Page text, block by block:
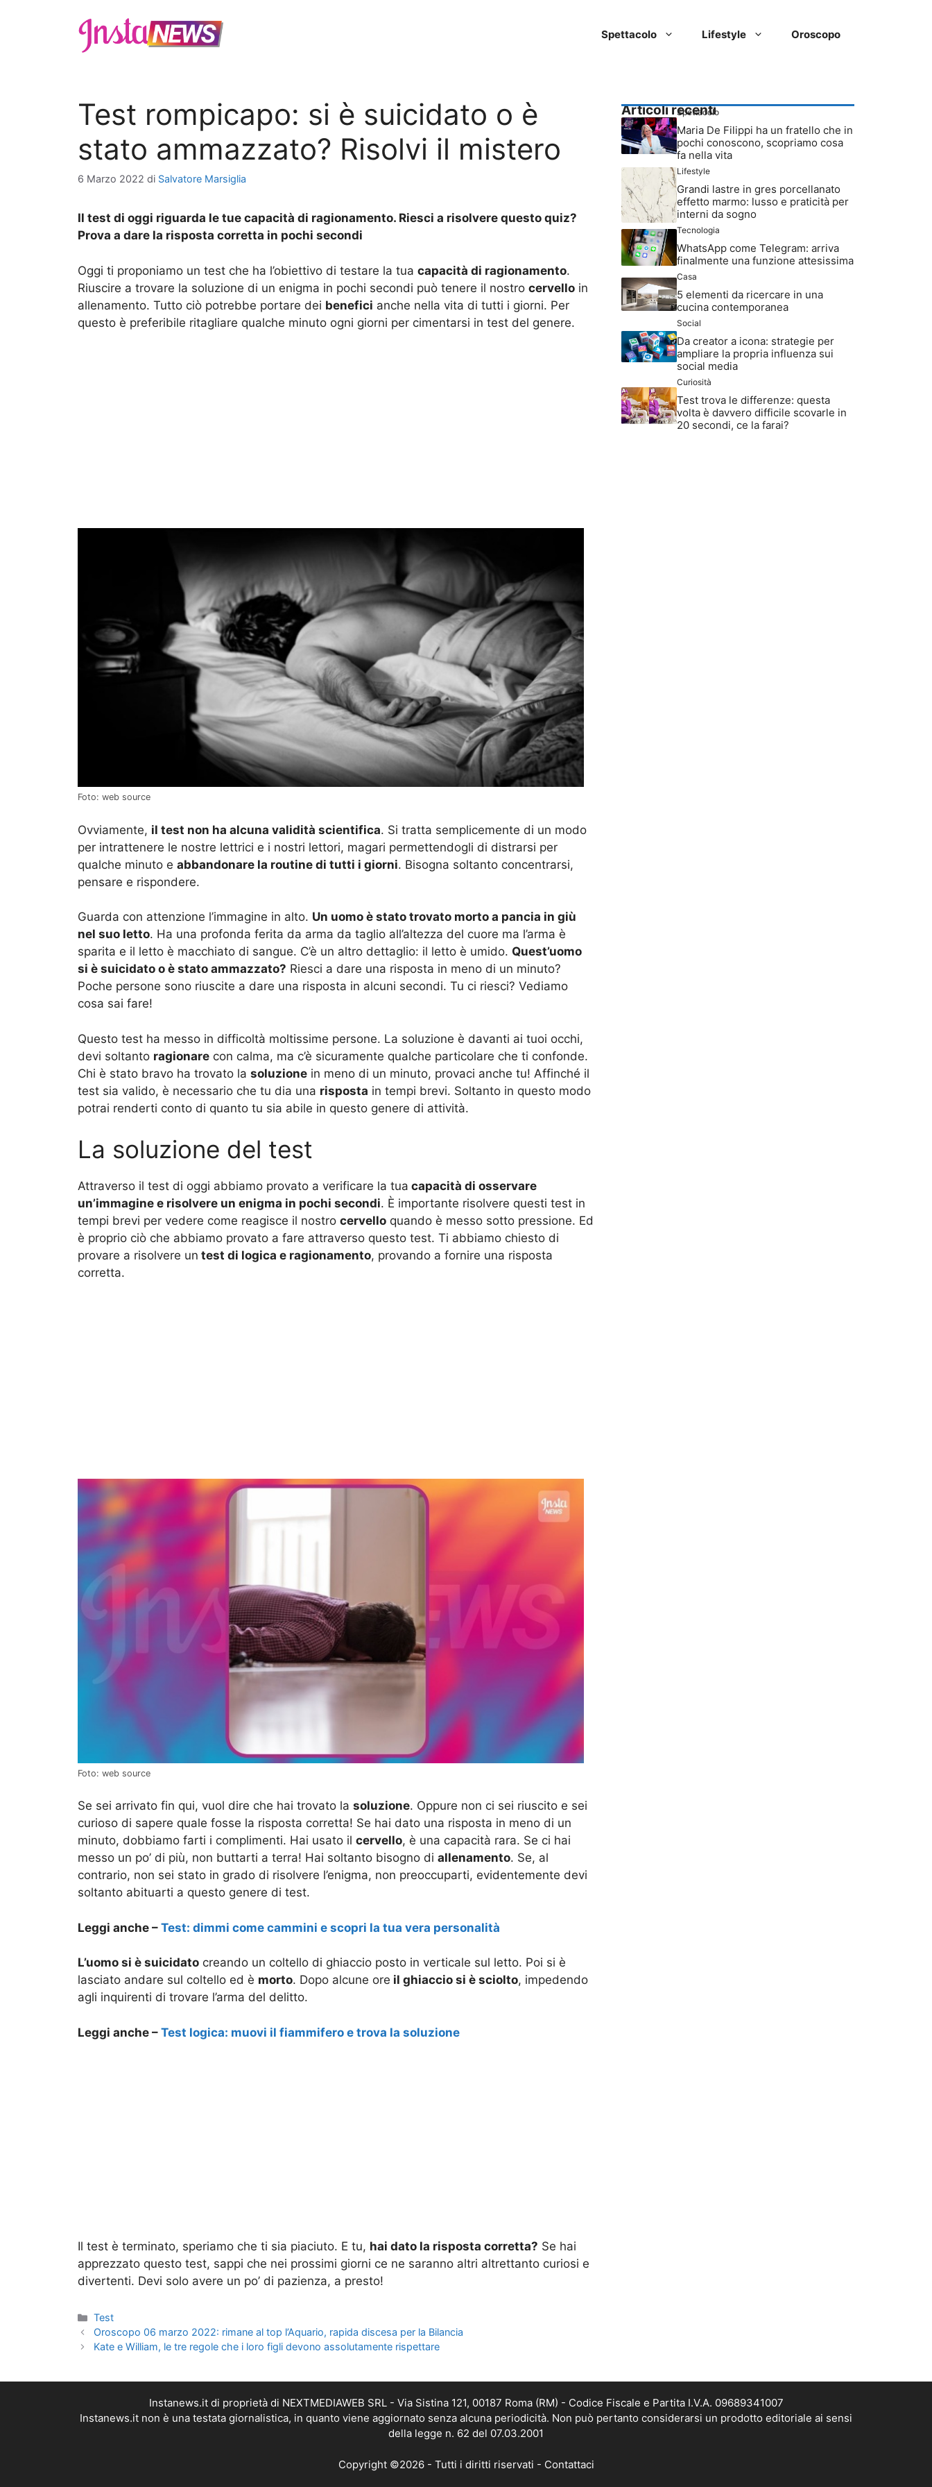
Spettacolo Lifestyle Oroscopo
Test rompicapo: si è suicidato o è
stato ammazzato? Risolvi il mistero
6 Marzo 2022 di Salvatore Marsiglia
Il test di oggi riguarda le tue capacità di ragionamento. Riesci a risolvere questo quiz?
Prova a dare la risposta corretta in pochi secondi
Oggi ti proponiamo un test che ha l’obiettivo di testare la tua capacità di ragionamento.
Riuscire a trovare la soluzione di un enigma in pochi secondi può tenere il nostro cervello in
allenamento. Tutto ciò potrebbe portare dei benefici anche nella vita di tutti i giorni. Per
questo è preferibile ritagliare qualche minuto ogni giorni per cimentarsi in test del genere.
Foto: web source
Ovviamente, il test non ha alcuna validità scientifica. Si tratta semplicemente di un modo
per intrattenere le nostre lettrici e i nostri lettori, magari permettendogli di distrarsi per
qualche minuto e abbandonare la routine di tutti i giorni. Bisogna soltanto concentrarsi,
pensare e rispondere.
Guarda con attenzione l’immagine in alto. Un uomo è stato trovato morto a pancia in giù
nel suo letto. Ha una profonda ferita da arma da taglio all’altezza del cuore ma l’arma è
sparita e il letto è macchiato di sangue. C’è un altro dettaglio: il letto è umido. Quest’uomo
si è suicidato o è stato ammazzato? Riesci a dare una risposta in meno di un minuto?
Poche persone sono riuscite a dare una risposta in alcuni secondi. Tu ci riesci? Vediamo
cosa sai fare!
Questo test ha messo in difficoltà moltissime persone. La soluzione è davanti ai tuoi occhi,
devi soltanto ragionare con calma, ma c’è sicuramente qualche particolare che ti confonde.
Chi è stato bravo ha trovato la soluzione in meno di un minuto, provaci anche tu! Affinché il
test sia valido, è necessario che tu dia una risposta in tempi brevi. Soltanto in questo modo
potrai renderti conto di quanto tu sia abile in questo genere di attività.
La soluzione del test
Attraverso il test di oggi abbiamo provato a verificare la tua capacità di osservare
un’immagine e risolvere un enigma in pochi secondi. È importante risolvere questi test in
tempi brevi per vedere come reagisce il nostro cervello quando è messo sotto pressione. Ed
è proprio ciò che abbiamo provato a fare attraverso questo test. Ti abbiamo chiesto di
provare a risolvere un test di logica e ragionamento, provando a fornire una risposta
corretta.
Foto: web source
Se sei arrivato fin qui, vuol dire che hai trovato la soluzione. Oppure non ci sei riuscito e sei
curioso di sapere quale fosse la risposta corretta! Se hai dato una risposta in meno di un
minuto, dobbiamo farti i complimenti. Hai usato il cervello, è una capacità rara. Se ci hai
messo un po’ di più, non buttarti a terra! Hai soltanto bisogno di allenamento. Se, al
contrario, non sei stato in grado di risolvere l’enigma, non preoccuparti, evidentemente devi
soltanto abituarti a questo genere di test.
Leggi anche – Test: dimmi come cammini e scopri la tua vera personalità
L’uomo si è suicidato creando un coltello di ghiaccio posto in verticale sul letto. Poi si è
lasciato andare sul coltello ed è morto. Dopo alcune ore il ghiaccio si è sciolto, impedendo
agli inquirenti di trovare l’arma del delitto.
Leggi anche – Test logica: muovi il fiammifero e trova la soluzione
Il test è terminato, speriamo che ti sia piaciuto. E tu, hai dato la risposta corretta? Se hai
apprezzato questo test, sappi che nei prossimi giorni ce ne saranno altri altrettanto curiosi e
divertenti. Devi solo avere un po’ di pazienza, a presto!
Categorie
Test
Oroscopo 06 marzo 2022: rimane al top l’Aquario, rapida discesa per la Bilancia
Kate e William, le tre regole che i loro figli devono assolutamente rispettare
Articoli recenti
Spettacolo
Maria De Filippi ha un fratello che in
pochi conoscono, scopriamo cosa
fa nella vita
Lifestyle
Grandi lastre in gres porcellanato
effetto marmo: lusso e praticità per
interni da sogno
Tecnologia
WhatsApp come Telegram: arriva
finalmente una funzione attesissima
Casa
5 elementi da ricercare in una
cucina contemporanea
Social
Da creator a icona: strategie per
ampliare la propria influenza sui
social media
Curiosità
Test trova le differenze: questa
volta è davvero difficile scovarle in
20 secondi, ce la farai?
Instanews.it di proprietà di NEXTMEDIAWEB SRL - Via Sistina 121, 00187 Roma (RM) - Codice Fiscale e Partita I.V.A. 09689341007
Instanews.it non è una testata giornalistica, in quanto viene aggiornato senza alcuna periodicità. Non può pertanto considerarsi un prodotto editoriale ai sensi
della legge n. 62 del 07.03.2001
Copyright ©2026 - Tutti i diritti riservati - Contattaci